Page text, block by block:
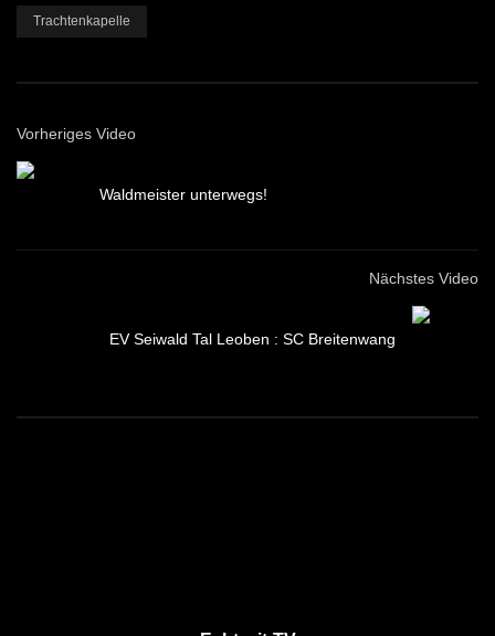
Trachtenkapelle
Vorheriges Video
Waldmeister unterwegs!
Nächstes Video
EV Seiwald Tal Leoben : SC Breitenwang